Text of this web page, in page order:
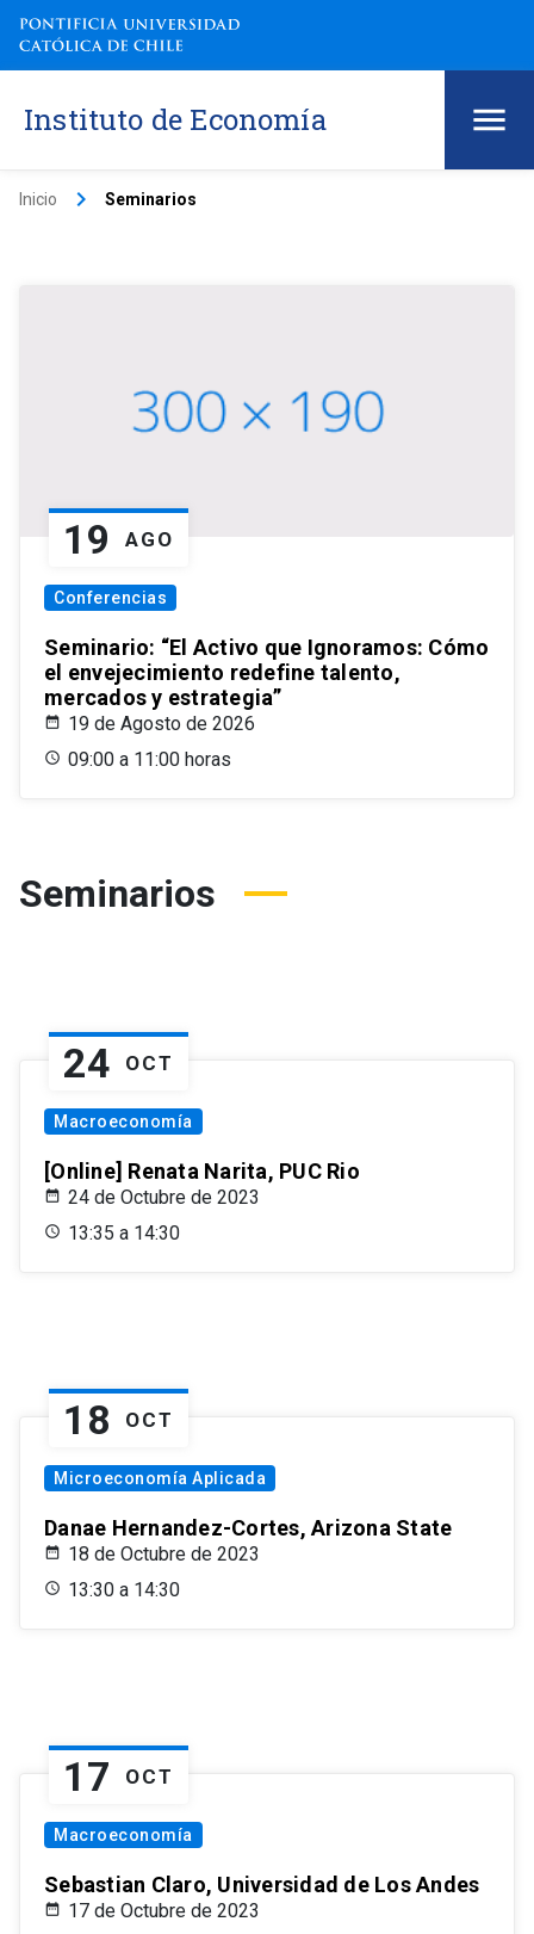
Instituto de Economía
Inicio keyboard_arrow_right Seminarios
19 AGO
Conferencias
Seminario: “El Activo que Ignoramos: Cómo
el envejecimiento redefine talento,
mercados y estrategia”
19 de Agosto de 2026
09:00 a 11:00 horas
Seminarios
24 OCT
Macroeconomía
[Online] Renata Narita, PUC Rio
24 de Octubre de 2023
13:35 a 14:30
18 OCT
Microeconomía Aplicada
Danae Hernandez-Cortes, Arizona State
18 de Octubre de 2023
13:30 a 14:30
17 OCT
Macroeconomía
Sebastian Claro, Universidad de Los Andes
17 de Octubre de 2023